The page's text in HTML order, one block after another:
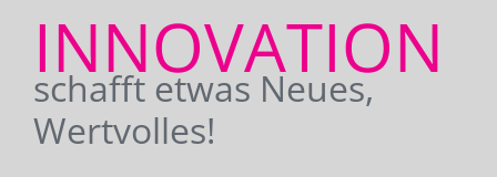
INNOVATION
schafft etwas Neues,
Wertvolles!